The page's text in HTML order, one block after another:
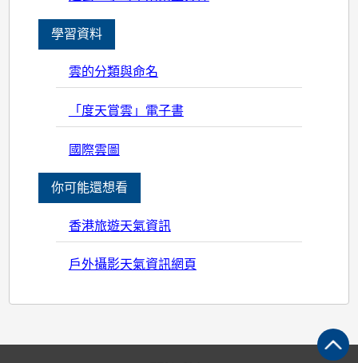
學習資料
雲的分類與命名
「度天賞雲」電子書
國際雲圖
你可能還想看
香港旅遊天氣資訊
戶外攝影天氣資訊網頁